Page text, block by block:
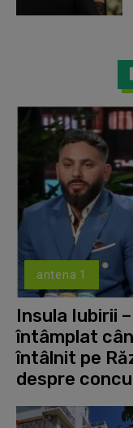
antena 1
Insula Iubirii
întâmplat
întâlnit pe
despre